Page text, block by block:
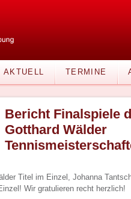
AKTUELL TERMINE
Bericht Finalspiele
Gotthard Wälder
Titel im Einzel, Johanna
Wir gratulieren recht herzlich!